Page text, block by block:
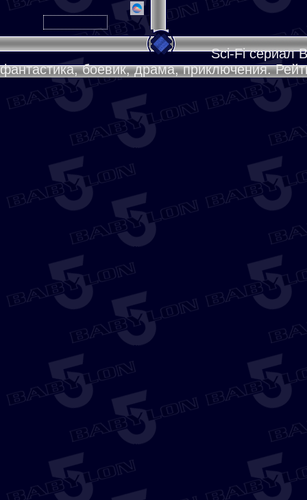
Sci-Fi сериал
фантастика, боевик, драма, приключения.